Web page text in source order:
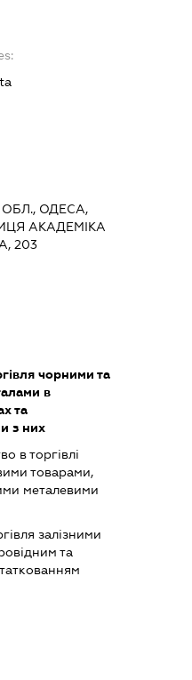
ОДЕСА,
АКАДЕМІКА
203
чорними та
в
та
з них
в торгівлі
товарами,
металевими
залізними
та